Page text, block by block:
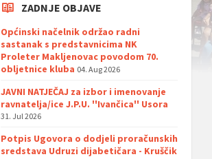
ZADNJE OBJAVE
Općinski načelnik održao radni
sastanak s predstavnicima NK
Proleter Makljenovac povodom 70.
obljetnice kluba 04. Aug 2026
JAVNI NATJEČAJ za izbor i imenovanje
ravnatelja/ice J.P.U. ''Ivančica'' Usora
31. Jul 2026
Potpis Ugovora o dodjeli proračunskih
sredstava Udruzi dijabetičara - Kruščik